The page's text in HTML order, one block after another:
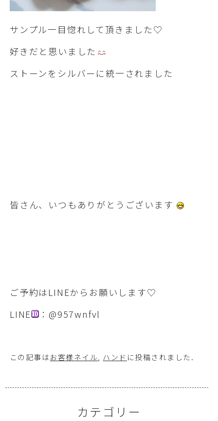
サンプル一目惚れして頂きました♡
好きだと思いました
ストーンをシルバーに統一されました
皆さん、いつもありがとうございます
ご予約はLINEからお願いします♡
LINE
：@957wnfvl
この記事はお客様ネイル, ハンド に投稿されました.
カテゴリー